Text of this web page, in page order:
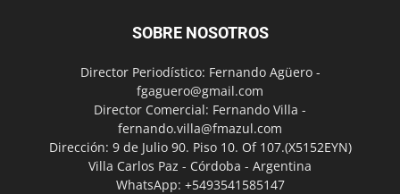
SOBRE NOSOTROS
Director Periodístico: Fernando Agüero -
fgaguero@gmail.com
Director Comercial: Fernando Villa -
fernando.villa@fmazul.com
Dirección: 9 de Julio 90. Piso 10. Of 107.(X5152EYN)
Villa Carlos Paz - Córdoba - Argentina
WhatsApp: +5493541585147